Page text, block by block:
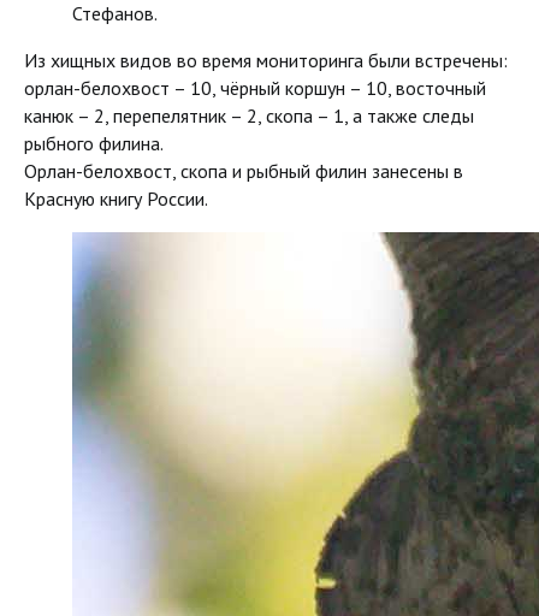
Стефанов.
Из хищных видов во время мониторинга были встречены:
орлан-белохвост – 10, чёрный коршун – 10, восточный
канюк – 2, перепелятник – 2, скопа – 1, а также следы
рыбного филина.
Орлан-белохвост, скопа и рыбный филин занесены в
Красную книгу России.